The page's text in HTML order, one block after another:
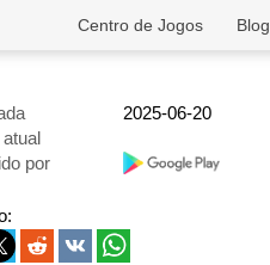
Blog
Centro de Jogos
2025-06-20
por